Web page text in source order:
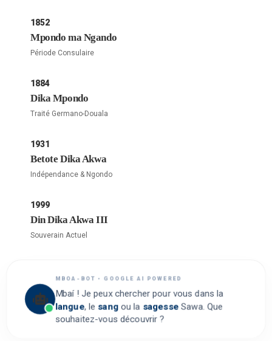
1852
Mpondo ma Ngando
Période Consulaire
1884
Dika Mpondo
Traité Germano-Douala
1931
Betote Dika Akwa
Indépendance & Ngondo
1999
Din Dika Akwa III
Souverain Actuel
MBOA-BOT • GOOGLE AI POWERED
Mbaí ! Je peux chercher pour vous dans la
langue, le sangou la sagesse Sawa. Que
souhaitez-vous découvrir ?